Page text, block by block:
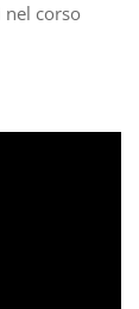
nel corso